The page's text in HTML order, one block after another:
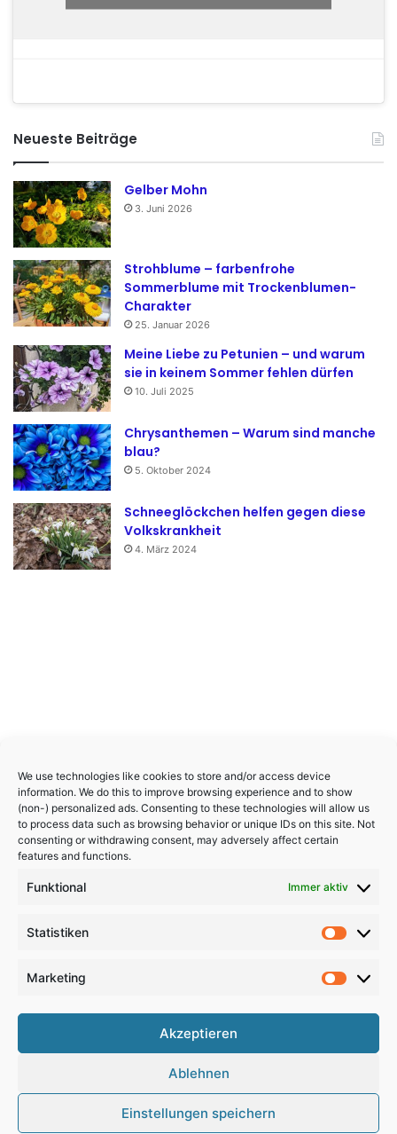
We use technologies like cookies to store and/or access device
information. We do this to improve browsing experience and to show
(non-) personalized ads. Consenting to these technologies will allow us
to process data such as browsing behavior or unique IDs on this site. Not
consenting or withdrawing consent, may adversely affect certain
features and functions.
Funktional Immer aktiv
Statistiken
Marketing
Akzeptieren
Ablehnen
Einstellungen speichern
Neueste Beiträge
Gelber Mohn
3. Juni 2026
Strohblume – farbenfrohe
Sommerblume mit Trockenblumen-
Charakter
25. Januar 2026
Meine Liebe zu Petunien – und warum
sie in keinem Sommer fehlen dürfen
10. Juli 2025
Chrysanthemen – Warum sind manche
blau?
5. Oktober 2024
Schneeglöckchen helfen gegen diese
Volkskrankheit
4. März 2024